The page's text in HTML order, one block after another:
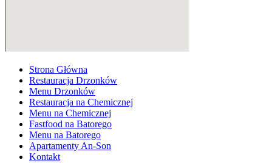
Strona Główna
Restauracja Drzonków
Menu Drzonków
Restauracja na Chemicznej
Menu na Chemicznej
Fastfood na Batorego
Menu na Batorego
Apartamenty An-Son
Kontakt